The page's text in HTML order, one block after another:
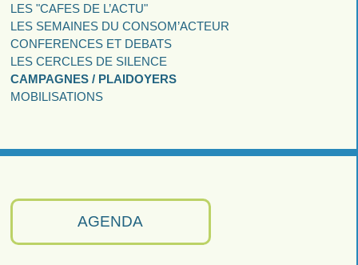
AGENDA
LES "CAFES DE L’ACTU"
LES SEMAINES DU CONSOM’ACTEUR
CONFERENCES ET DEBATS
LES CERCLES DE SILENCE
CAMPAGNES / PLAIDOYERS
MOBILISATIONS